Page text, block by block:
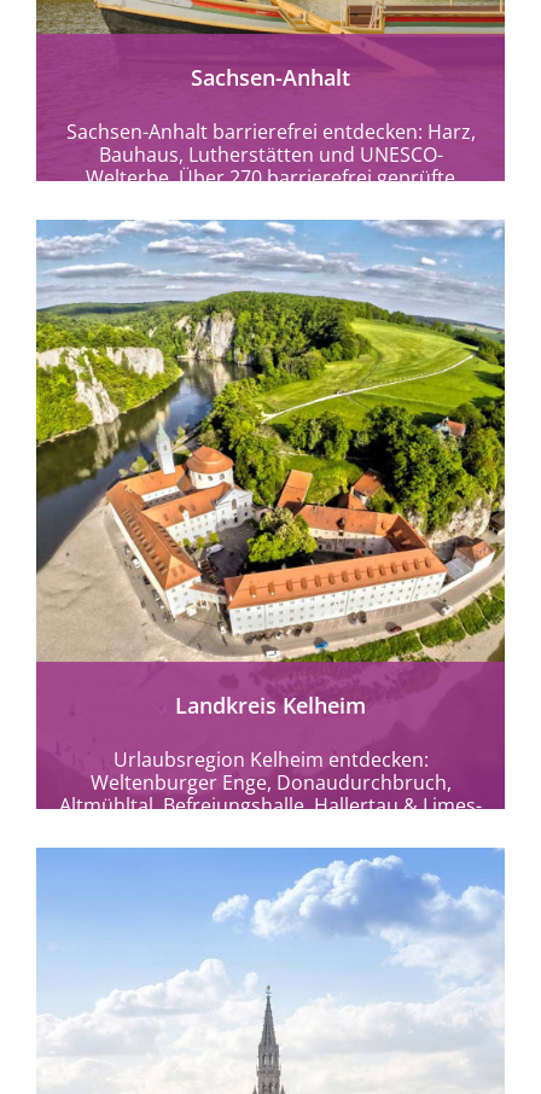
Sachsen-Anhalt
Sachsen-Anhalt barrierefrei entdecken: Harz,
Bauhaus, Lutherstätten und UNESCO-
Welterbe. Über 270 barrierefrei geprüfte
mehr erfahren
Landkreis Kelheim
Urlaubsregion Kelheim entdecken:
Weltenburger Enge, Donaudurchbruch,
Altmühltal, Befreiungshalle, Hallertau & Limes-
Erlebnisse in Bayern.